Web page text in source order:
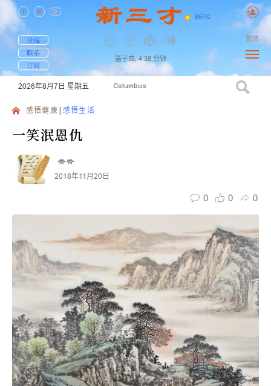
85F| C
投稿
联系
订阅
笛子曲, 4:38 分钟
繁体
2026年8月7日 星期五 Columbus
感悟健康 感悟生活
一笑泯恩仇
香香
2018年11月20日
0 0 0